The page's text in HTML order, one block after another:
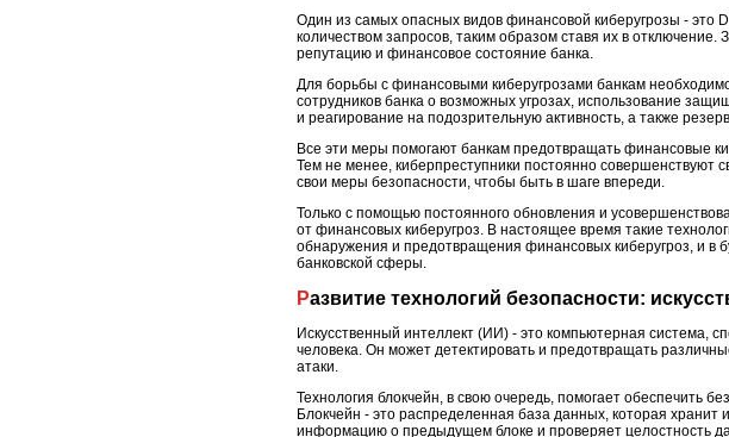
Один из самых опасных видов финансовой киберугрозы - это
количеством запросов, таким образом ставя их в
репутацию и финансовое состояние банка.
Для борьбы с финансовыми киберугрозами банкам
сотрудников банка о возможных угрозах, использование
и реагирование на подозрительную активность, а также
Все эти меры помогают банкам предотвращать финансовые
Тем не менее, киберпреступники постоянно совершенствуют
свои меры безопасности, чтобы быть в шаге впереди.
Только с помощью постоянного обновления и
от финансовых киберугроз. В настоящее время такие
обнаружения и предотвращения финансовых киберугроз, и в
банковской сферы.
Развитие технологий безопасности:
Искусственный интеллект (ИИ) - это компьютерная система,
человека. Он может детектировать и предотвращать
атаки.
Технология блокчейн, в свою очередь, помогает обеспечить
Блокчейн - это распределенная база данных, которая
информацию о предыдущем блоке и проверяет целостность